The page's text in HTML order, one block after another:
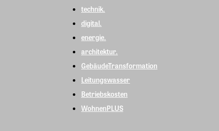
technik.
digital.
energie.
architektur.
GebäudeTransformation
Leitungswasser
Betriebskosten
WohnenPLUS